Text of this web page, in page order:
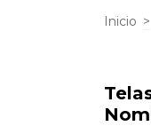
Inicio >